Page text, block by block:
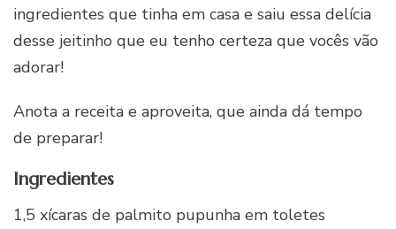
ingredientes que tinha em casa e saiu essa delícia
desse jeitinho que eu tenho certeza que vocês vão
adorar!
Anota a receita e aproveita, que ainda dá tempo
de preparar!
Ingredientes
1,5 xícaras de palmito pupunha em toletes